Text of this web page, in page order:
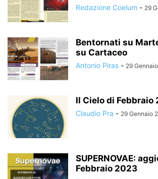
Redazione Coelum - 29
Bentornati su
su Cartaceo
Antonio Piras - 29
Il Cielo di Febbraio
Claudio Pra - 29 Gennaio
SUPERNOVAE:
Febbraio 2023